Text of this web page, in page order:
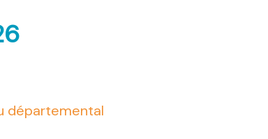
départemental